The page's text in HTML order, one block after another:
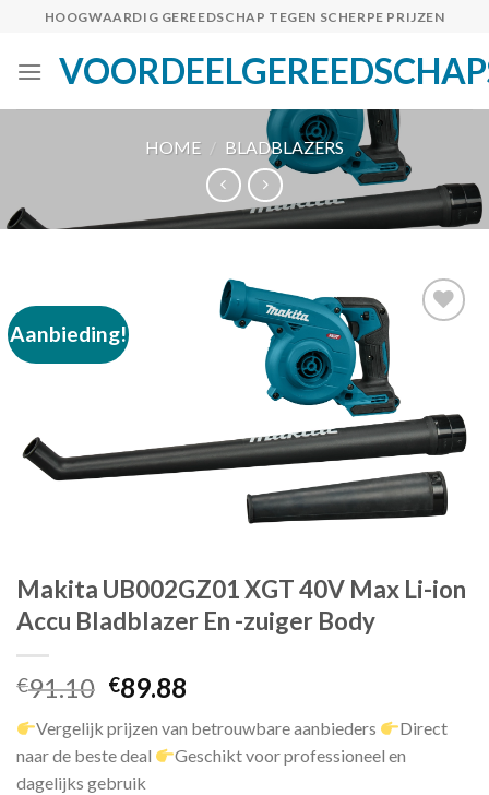
content
HOOGWAARDIG GEREEDSCHAP TEGEN SCHERPE PRIJZEN
HOME / BLADBLAZERS
Aanbieding!
Toevoegen
verlanglijst
Makita UB002GZ01 XGT 40V Max Li-ion
Accu Bladblazer En -zuiger Body
€91.10 Oorspronkelijke
was:
€91.10.
€89.88
is:
€89.88.
Vergelijk prijzen van betrouwbare aanbieders
Direct
naar de beste deal
Geschikt voor professioneel en
dagelijks gebruik